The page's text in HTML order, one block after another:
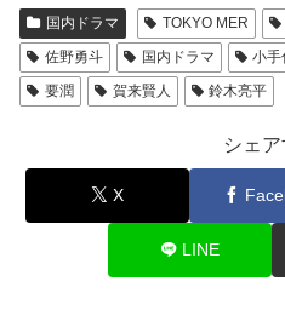
国内ドラマ TOKYO MER
佐野勇斗
国内ドラマ 小手
要潤
賀来賢人 鈴木亮平
シェア
X
LINE